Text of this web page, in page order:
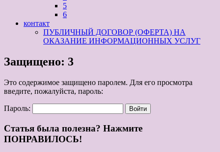
5
6
контакт
ПУБЛИЧНЫЙ ДОГОВОР (ОФЕРТА) НА
ОКАЗАНИЕ ИНФОРМАЦИОННЫХ УСЛУГ
Защищено: 3
Это содержимое защищено паролем. Для его просмотра
введите, пожалуйста, пароль:
Пароль:
Статья была полезна? Нажмите
ПОНРАВИЛОСЬ!